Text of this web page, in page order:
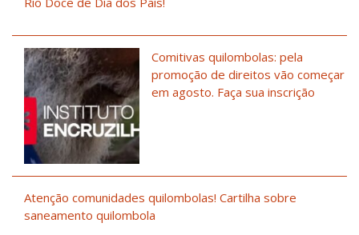
Comitivas quilombolas: pela
promoção de direitos vão começar
em agosto. Faça sua inscrição
Atenção comunidades quilombolas! Cartilha sobre
saneamento quilombola